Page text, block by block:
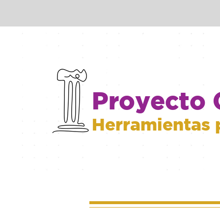
Proyecto
Herramientas